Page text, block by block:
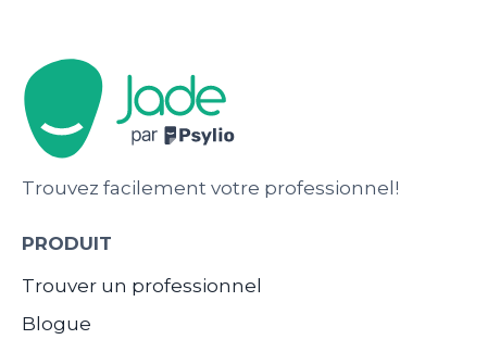
Trouvez facilement votre professionnel!
PRODUIT
Trouver un professionnel
Blogue